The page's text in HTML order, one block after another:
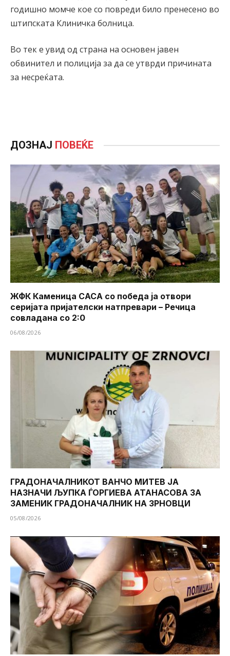
годишно момче кое со повреди било пренесено во
штипската Клиничка болница.
Во тек е увид од страна на основен јавен
обвинител и полиција за да се утврди причината
за несреќата.
ДОЗНАЈ ПОВЕЌЕ
ЖФК Каменица САСА со победа ја отвори
серијата пријателски натпревари – Речица
совладана со 2:0
06/08/2026
ГРАДОНАЧАЛНИКОТ ВАНЧО МИТЕВ ЈА
НАЗНАЧИ ЉУПКА ЃОРГИЕВА АТАНАСОВА ЗА
ЗАМЕНИК ГРАДОНАЧАЛНИК НА ЗРНОВЦИ
05/08/2026